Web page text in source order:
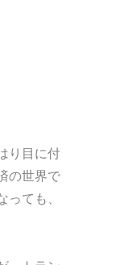
り目に付
の世界で
ても、